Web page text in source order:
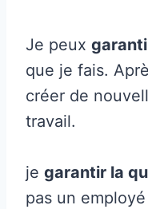
Je peux
que je fais.
créer de
travail.
je garantir la
pas un